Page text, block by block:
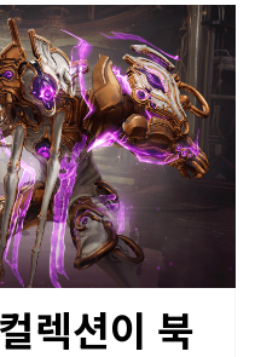
렉션이 북